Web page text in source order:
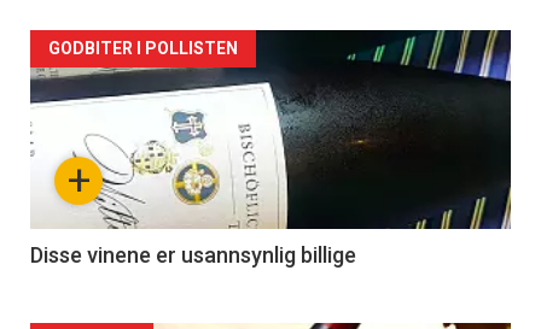
Forsiden
akkurat
nå
3
+
GODBITER I POLLISTEN
Disse vinene er usannsynlig billige